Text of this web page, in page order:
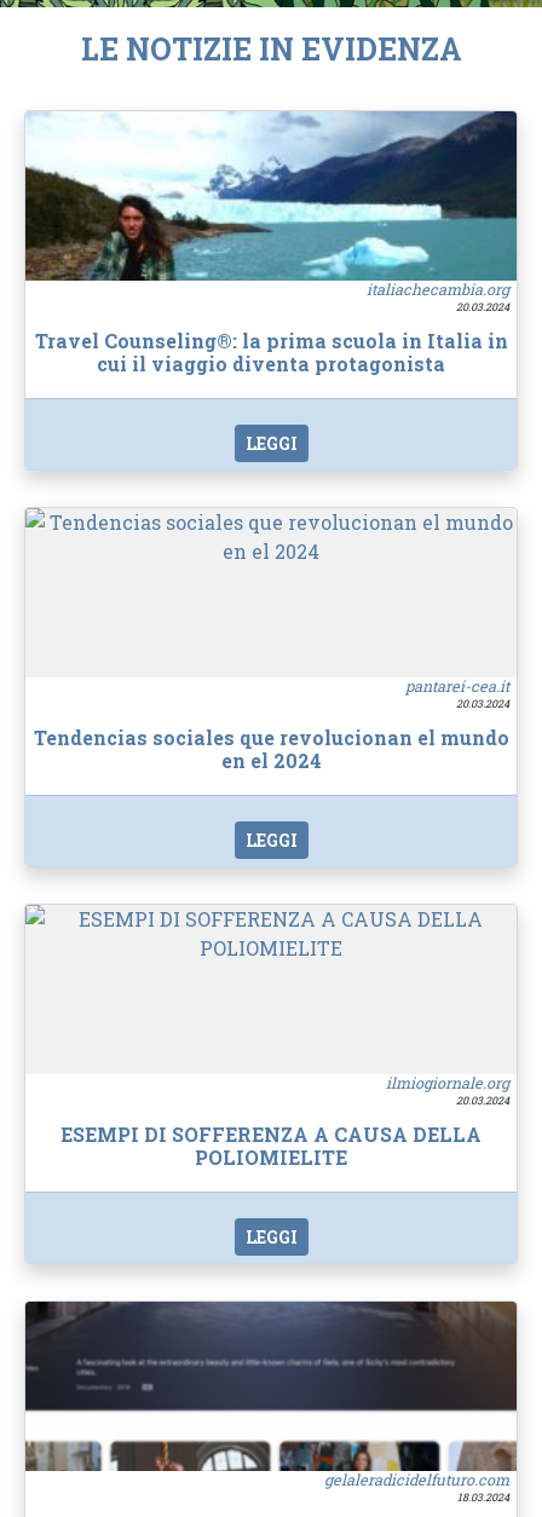
LE NOTIZIE IN EVIDENZA
italiachecambia.org
20.03.2024
Travel Counseling®: la prima scuola in Italia in
cui il viaggio diventa protagonista
LEGGI
pantarei-cea.it
20.03.2024
Tendencias sociales que revolucionan el mundo
en el 2024
LEGGI
ilmiogiornale.org
20.03.2024
ESEMPI DI SOFFERENZA A CAUSA DELLA
POLIOMIELITE
LEGGI
gelaleradicidelfuturo.com
18.03.2024